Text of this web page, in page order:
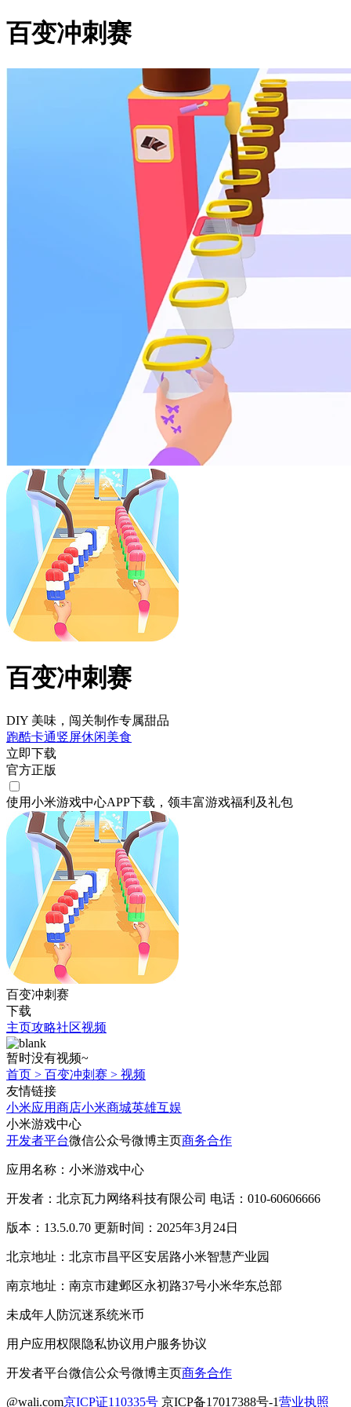
百变冲刺赛
百变冲刺赛
DIY 美味，闯关制作专属甜品
跑酷卡通竖屏休闲美食
立即下载
官方正版
使用小米游戏中心APP下载 ，领丰富游戏福利 及礼包
百变冲刺赛
下载
主页攻略社区视频
暂时没有视频~
首页 > 百变冲刺赛 > 视频
友情链接
小米应用商店小米商城英雄互娱
小米游戏中心
开发者平台微信公众号微博主页商务合作
应用名称：小米游戏中心
开发者：北京瓦力网络科技有限公司 电话：010-60606666
版本：13.5.0.70 更新时间：2025年3月24日
北京地址：北京市昌平区安居路小米智慧产业园
南京地址：南京市建邺区永初路37号小米华东总部
未成年人防沉迷系统米币
用户应用权限隐私协议用户服务协议
开发者平台微信公众号微博主页商务合作
@wali.com京ICP证110335号 京ICP备17017388号-1营业执照